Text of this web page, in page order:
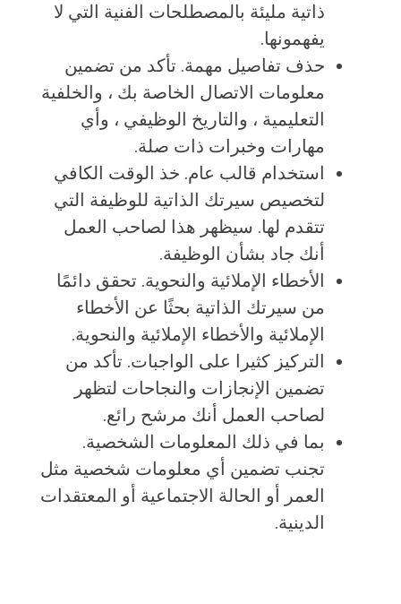
ذاتية مليئة بالمصطلحات الفنية التي لا
يفهمونها.
حذف تفاصيل مهمة. تأكد من تضمين
معلومات الاتصال الخاصة بك ، والخلفية
التعليمية ، والتاريخ الوظيفي ، وأي
مهارات وخبرات ذات صلة.
استخدام قالب عام. خذ الوقت الكافي
لتخصيص سيرتك الذاتية للوظيفة التي
تتقدم لها. سيظهر هذا لصاحب العمل
أنك جاد بشأن الوظيفة.
الأخطاء الإملائية والنحوية. تحقق دائمًا
من سيرتك الذاتية بحثًا عن الأخطاء
الإملائية والأخطاء الإملائية والنحوية.
التركيز كثيرا على الواجبات. تأكد من
تضمين الإنجازات والنجاحات لتظهر
لصاحب العمل أنك مرشح رائع.
بما في ذلك المعلومات الشخصية.
تجنب تضمين أي معلومات شخصية مثل
العمر أو الحالة الاجتماعية أو المعتقدات
الدينية.